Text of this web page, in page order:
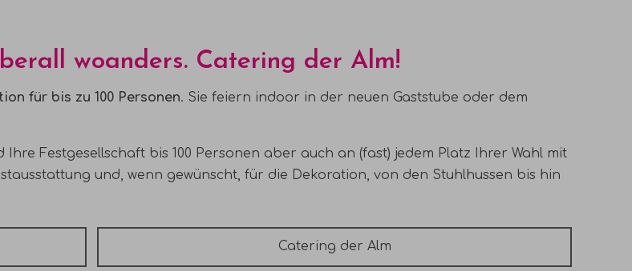
woanders. Catering der Alm!
für bis zu 100 Personen. Sie feiern indoor in der neuen Gaststube oder dem
Ihre Festgesellschaft bis 100 Personen aber auch an (fast) jedem Platz Ihrer Wahl mit
und, wenn gewünscht, für die Dekoration, von den Stuhlhussen bis hin
Catering der Alm